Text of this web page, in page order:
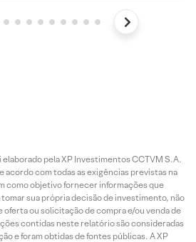
pela XP Investimentos CCTVM S.A.
acordo com todas as exigências previstas na
como objetivo fornecer informações que
sua própria decisão de investimento, não
ou solicitação de compra e/ou venda de
contidas neste relatório são consideradas
e foram obtidas de fontes públicas. A XP